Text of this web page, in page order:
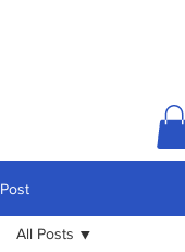
Post
All Posts